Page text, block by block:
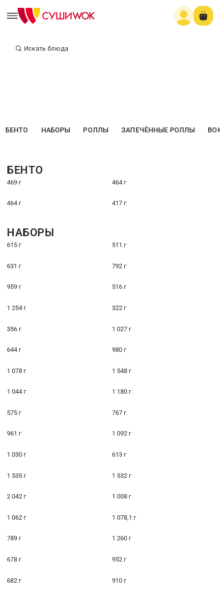
Искать блюда
БЕНТО НАБОРЫ РОЛЛЫ ЗАПЕЧЁННЫЕ РОЛЛЫ
БЕНТО
469 г 464 г
464 г 417 г
НАБОРЫ
615 г 511 г
631 г 792 г
959 г 516 г
1 254 г 322 г
356 г 1 027 г
644 г 980 г
1 078 г 1 548 г
1 044 г 1 180 г
575 г 767 г
961 г 1 092 г
1 030 г 613 г
1 535 г 1 532 г
2 042 г 1 008 г
1 062 г 1 078,1 г
789 г 1 260 г
678 г 952 г
682 г 910 г